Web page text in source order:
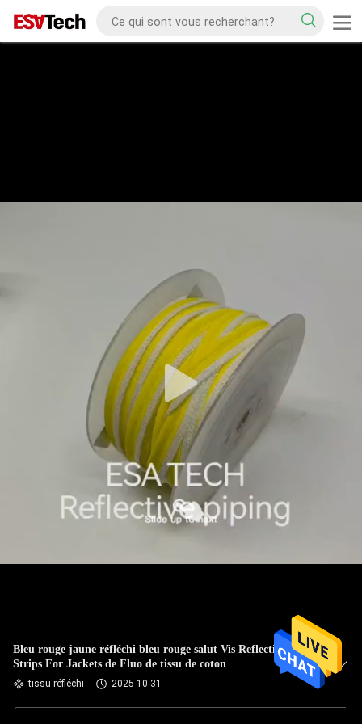
Bleu rouge jaune réfléchi bleu rouge salut Vis Reflective
Strips For Jackets de Fluo de tissu de coton
tissu réfléchi 2025-10-31